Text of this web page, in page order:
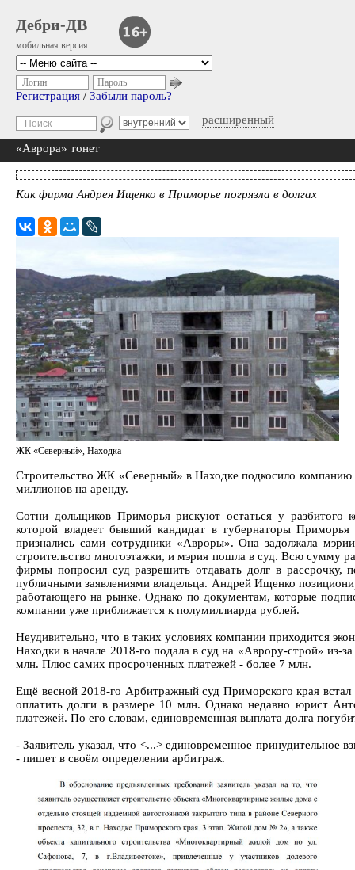
Дебри-ДВ
мобильная версия
расширенный
Логин Пароль
Регистрация / Забыли пароль?
«Аврора» тонет
Как фирма Андрея Ищенко в Приморье погрязла в долгах
ЖК «Северный», Находка
Строительство ЖК «Северный» в Находке подкосило
миллионов на аренду.
Сотни дольщиков Приморья рискуют остаться у
которой владеет бывший кандидат в губернаторы
признались сами сотрудники «Авроры». Она задолжала
строительство многоэтажки, и мэрия пошла в суд. Всю сумму
фирмы попросил суд разрешить отдавать долг в рассрочку,
публичными заявлениями владельца. Андрей Ищенко
работающего на рынке. Однако по документам, которые
компании уже приближается к полумиллиарда рублей.
Неудивительно, что в таких условиях компании приходится
Находки в начале 2018-го подала в суд на «Аврору-строй» из-
млн. Плюс самих просроченных платежей - более 7 млн.
Ещё весной 2018-го Арбитражный суд Приморского края
оплатить долги в размере 10 млн. Однако недавно юрист
платежей. По его словам, единовременная выплата долга
- Заявитель указал, что <...> единовременное принудительное
- пишет в своём определении арбитраж.